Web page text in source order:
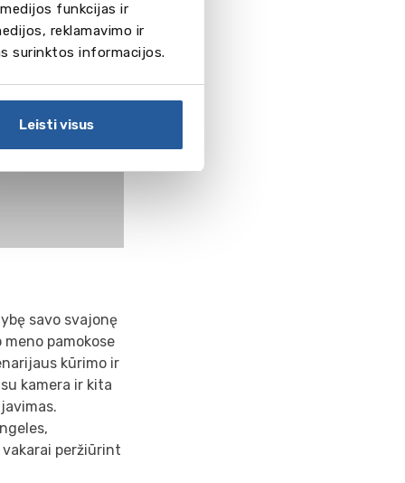
funkcijas ir
reklamavimo ir
surinktos informacijos.
Leisti visus
savo svajonę
pamokose
kūrimo ir
kamera ir kita
peržiūrint